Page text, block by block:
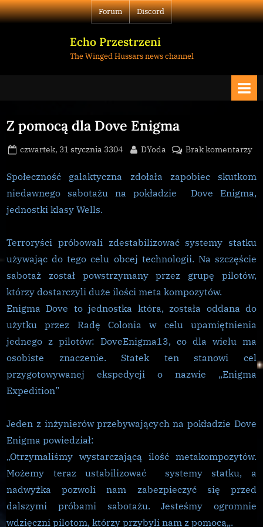
Skip
to
Forum Discord
Echo Przestrzeni
The Winged Hussars news channel
Z pomocą dla Dove Enigma
Posted
czwartek, 31 stycznia 3304 By
DYoda Brak komentarzydo
dla
Społeczność galaktyczna zdołała zapobiec skutkom
niedawnego sabotażu na pokładzie Dove Enigma,
jednostki klasy Wells.
Terroryści próbowali zdestabilizować systemy statku
używając do tego celu obcej technologii. Na szczęście
sabotaż został powstrzymany przez grupę pilotów,
którzy dostarczyli duże ilości meta kompozytów.
Enigma Dove to jednostka która, została oddana do
użytku przez Radę Colonia w celu upamiętnienia
jednego z pilotów: DoveEnigma13, co dla wielu ma
osobiste znaczenie. Statek ten stanowi cel
przygotowywanej ekspedycji o nazwie „Enigma
Expedition”
Jeden z inżynierów przebywających na pokładzie Dove
Enigma powiedział:
„Otrzymaliśmy wystarczającą ilość metakompozytów.
Możemy teraz ustabilizować systemy statku, a
nadwyżka pozwoli nam zabezpieczyć się przed
dalszymi próbami sabotażu. Jesteśmy ogromnie
wdzięczni pilotom, którzy przybyli nam z pomocą„.